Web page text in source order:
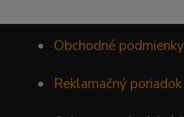
• Obchodné podmienky
• Reklamačný poriadok